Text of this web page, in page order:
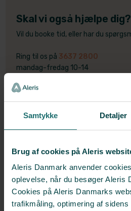
Samtykke Detaljer
Brug af cookies på Aleris
Aleris Danmark anvender
oplevelse, når du besøger Aleris
Cookies på Aleris Danmarks
trafikmåling, optimering af
Skal vi også hjælpe dig?
Vil du booke tid, eller har du
Ring til os på 3637 2800
mandag-fredag 10-14
Afbud skal meldes på mail eller
inden kl. 15.Læs afbudsregler.
Kontakt os i